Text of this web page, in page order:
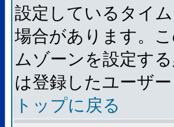
設定しているタイ
場合があります。
ムゾーンを設定す
は登録したユーザ
トップに戻る